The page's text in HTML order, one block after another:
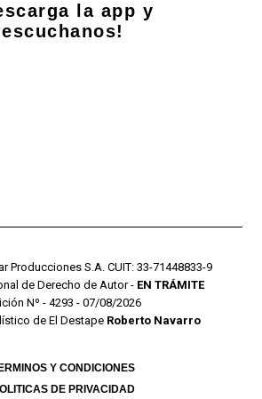
la app y
escuchanos!
Producciones S.A. CUIT: 33-71448833-9
de Derecho de Autor - EN TRÁMITE
Nº - 4293 - 07/08/2026
de El Destape Roberto Navarro
Y CONDICIONES
DE PRIVACIDAD